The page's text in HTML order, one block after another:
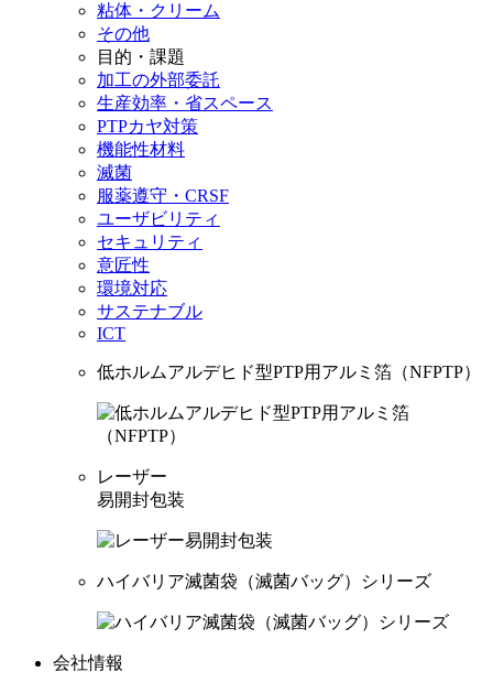
粘体・クリーム
その他
目的・課題
加工の外部委託
生産効率・省スペース
PTPカヤ対策
機能性材料
滅菌
服薬遵守・CRSF
ユーザビリティ
セキュリティ
意匠性
環境対応
サステナブル
ICT
低ホルムアルデヒド型PTP用アルミ箔（NFPTP）
レーザー
易開封包装
ハイバリア滅菌袋（滅菌バッグ）シリーズ
会社情報